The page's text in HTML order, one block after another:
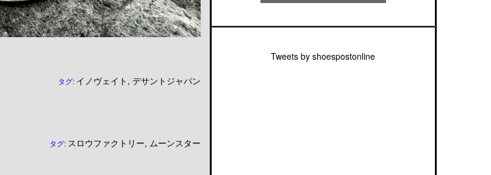
タグ: イノヴェイト , デサントジャパン
タグ: スロウファクトリー, ムーンスター
Tweets by shoespostonline